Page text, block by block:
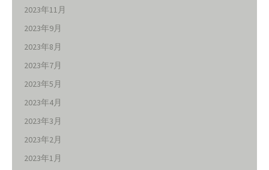
2023年11月
2023年9月
2023年8月
2023年7月
2023年5月
2023年4月
2023年3月
2023年2月
2023年1月